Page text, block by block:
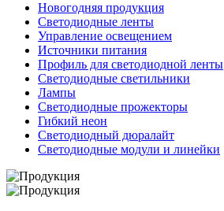
Новогодняя продукция
Светодиодные ленты
Управление освещением
Источники питания
Профиль для светодиодной ленты
Светодиодные светильники
Лампы
Светодиодные прожекторы
Гибкий неон
Светодиодный дюралайт
Светодиодные модули и линейки